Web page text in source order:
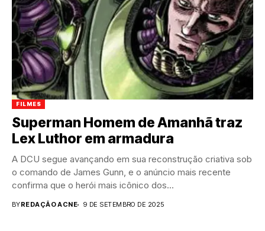
FILMES
Superman Homem de Amanhã traz
Lex Luthor em armadura
A DCU segue avançando em sua reconstrução criativa sob
o comando de James Gunn, e o anúncio mais recente
confirma que o herói mais icônico dos...
BYREDAÇÃO ACNE 9 DE SETEMBRO DE 2025